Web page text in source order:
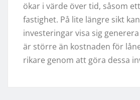
ökar i värde över tid, såsom
fastighet. På lite längre sikt
investeringar visa sig
är större än kostnaden för
rikare genom att göra dessa